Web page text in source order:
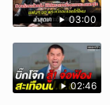
03:00
02:46